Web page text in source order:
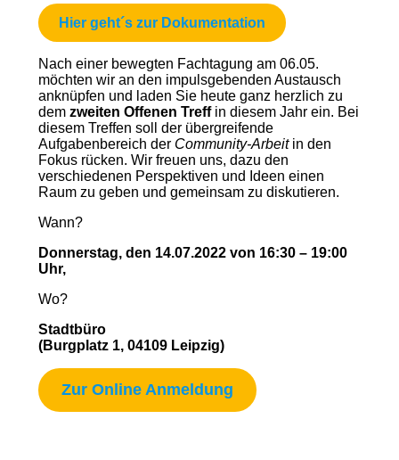
Hier geht´s zur Dokumentation
Nach einer bewegten Fachtagung am 06.05.
möchten wir an den impulsgebenden Austausch
anknüpfen und laden Sie heute ganz herzlich zu
dem zweiten Offenen Treffin diesem Jahr ein. Bei
diesem Treffen soll der übergreifende
Aufgabenbereich der Community-Arbeitin den
Fokus rücken. Wir freuen uns, dazu den
verschiedenen Perspektiven und Ideen einen
Raum zu geben und gemeinsam zu diskutieren.
Wann?
Donnerstag, den 14.07.2022 von 16:30 – 19:00
Uhr,
Wo?
Stadtbüro
(Burgplatz 1, 04109 Leipzig)
Zur Online Anmeldung